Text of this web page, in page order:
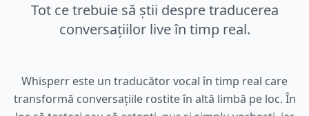
Tot ce trebuie să știi despre traducerea
conversațiilor live în timp real.
Whisperr este un traducător vocal în timp real care
transformă conversațiile rostite în altă limbă pe loc. În